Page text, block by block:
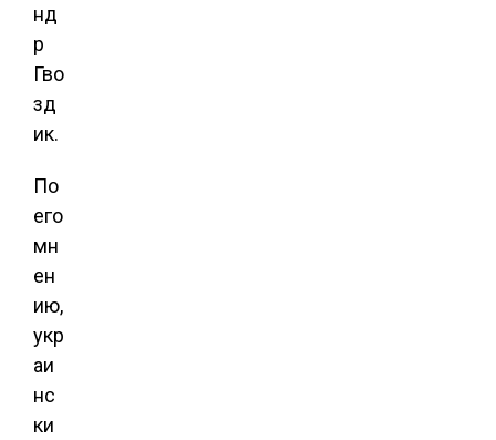
нд
р
Гво
зд
ик.
По
его
мн
ен
ию,
укр
аи
нс
ки